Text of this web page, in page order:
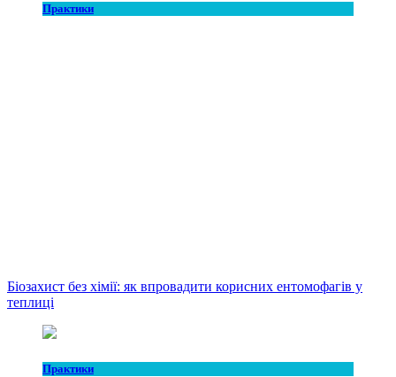
Практики
Біозахист без хімії: як впровадити корисних ентомофагів у
теплиці
Практики